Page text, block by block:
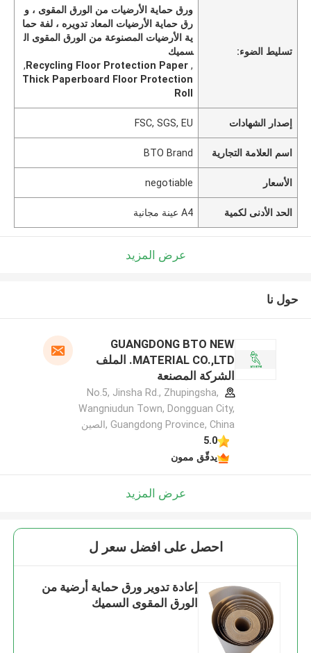
تسليط الضوء:
ورق حماية الأرضيات من الورق المقوى ، و
رق حماية الأرضيات المعاد تدويره ، لفة حما
ية الأرضيات المصنوعة من الورق المقوى ال
سميك
,
Recycling Floor Protection Paper
,
Thick Paperboard Floor Protection
Roll
إصدار الشهادات FSC, SGS, EU
اسم العلامة التجارية BTO Brand
الأسعار negotiable
الحد الأدنى لكمية A4 عينة مجانية
عرض المزيد
حول نا
GUANGDONG BTO NEW
MATERIAL CO.,LTD. الملف
الشركة المصنعة
No.5, Jinsha Rd., Zhupingsha,
Wangniudun Town, Dongguan City,
Guangdong Province, China ,الصين
5.0
يدقّق ممون
عرض المزيد
احصل على افضل سعر ل
إعادة تدوير ورق حماية أرضية من
الورق المقوى السميك